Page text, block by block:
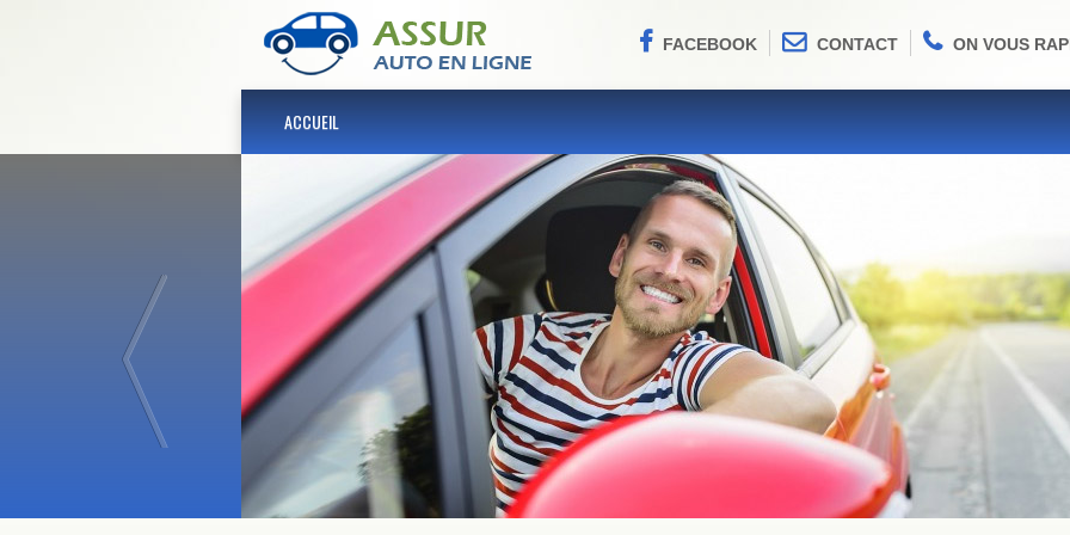
FACEBOOK CONTACT ON VOUS
ACCUEIL